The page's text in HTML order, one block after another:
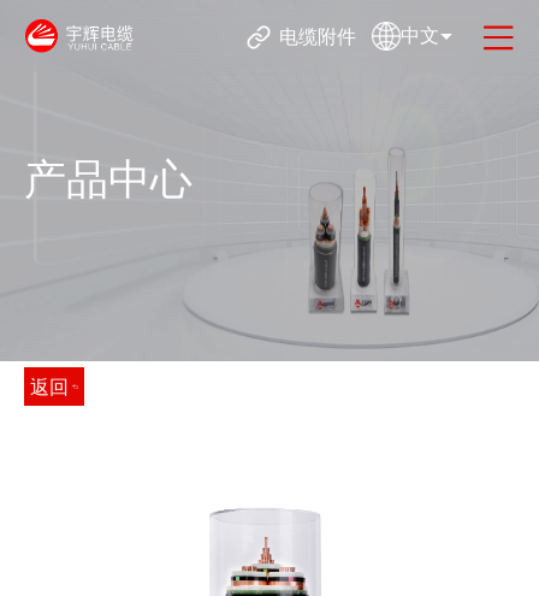
电缆附件 中文
产品中心
返回